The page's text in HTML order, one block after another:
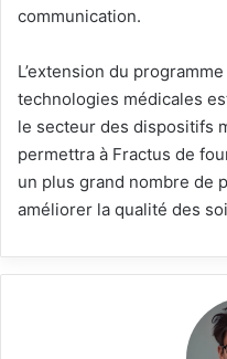
communication.
L’extension du
technologies médicales
le secteur des dispositifs
permettra à Fractus de
un plus grand nombre de
améliorer la qualité des